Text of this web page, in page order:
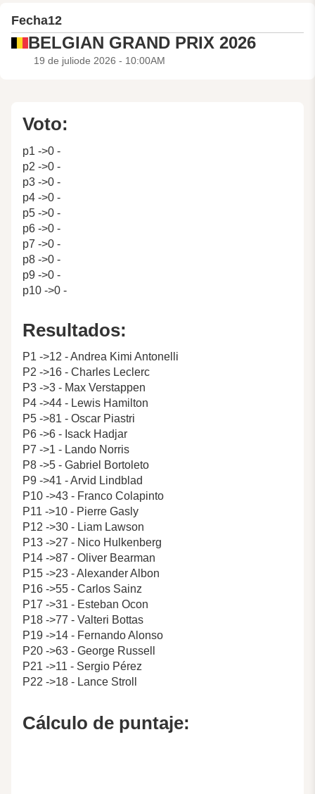
Fecha12
BELGIAN GRAND PRIX 2026
19 de juliode 2026 - 10:00AM
Voto:
p1 ->0 -
p2 ->0 -
p3 ->0 -
p4 ->0 -
p5 ->0 -
p6 ->0 -
p7 ->0 -
p8 ->0 -
p9 ->0 -
p10 ->0 -
Resultados:
P1 ->12 - Andrea Kimi Antonelli
P2 ->16 - Charles Leclerc
P3 ->3 - Max Verstappen
P4 ->44 - Lewis Hamilton
P5 ->81 - Oscar Piastri
P6 ->6 - Isack Hadjar
P7 ->1 - Lando Norris
P8 ->5 - Gabriel Bortoleto
P9 ->41 - Arvid Lindblad
P10 ->43 - Franco Colapinto
P11 ->10 - Pierre Gasly
P12 ->30 - Liam Lawson
P13 ->27 - Nico Hulkenberg
P14 ->87 - Oliver Bearman
P15 ->23 - Alexander Albon
P16 ->55 - Carlos Sainz
P17 ->31 - Esteban Ocon
P18 ->77 - Valteri Bottas
P19 ->14 - Fernando Alonso
P20 ->63 - George Russell
P21 ->11 - Sergio Pérez
P22 ->18 - Lance Stroll
Cálculo de puntaje: